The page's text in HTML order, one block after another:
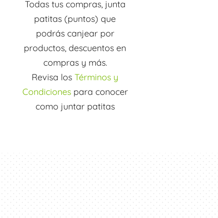
Todas tus compras, junta
patitas (puntos) que
podrás canjear por
productos, descuentos en
compras y más.
Revisa losTérminos y
Condicionespara conocer
como juntar patitas